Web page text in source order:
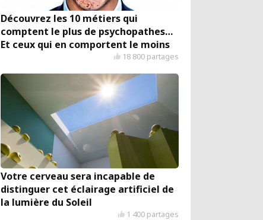
Découvrez les 10 métiers qui
comptent le plus de psychopathes…
Et ceux qui en comportent le moins
18 800 partages
Votre cerveau sera incapable de
distinguer cet éclairage artificiel de
la lumière du Soleil
1 400 partages